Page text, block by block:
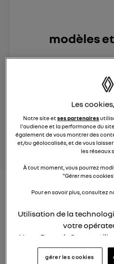
modèles
Le8 juin
Véhicules
posez une
conseils Renault
Nouveau
26 janvier 2022à 13:26
Les
Notre site etses partenaires
l'audience et la performance du
également de vous montrer des
et/ou géolocalisés, et de vous
les réseaux
À tout moment, vous pourrez
"Gérer mes
Pour en savoir plus, consultez
Utilisation de la
votre
Nous, Renault Group,
pour nos activités
dans cette notice de
gérer les cookies